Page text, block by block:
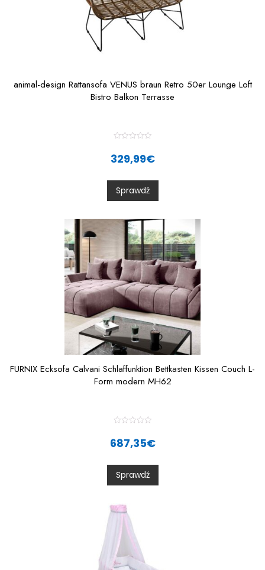
animal-design Rattansofa VENUS braun Retro 50er Lounge Loft
Bistro Balkon Terrasse
a
t
0
o
u
t
329,99€
Sprawdź
FURNIX Ecksofa Calvani Schlaffunktion Bettkasten Kissen Couch L-
Form modern MH62
a
t
0
o
u
t
5
687,35€
Sprawdź